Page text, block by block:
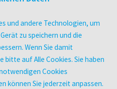
elibrary
Books
Club
und andere Technologien, um
zu speichern und die
Wenn Sie damit
bitte auf Alle Cookies. Sie haben
Cookies
können Sie jederzeit anpassen.